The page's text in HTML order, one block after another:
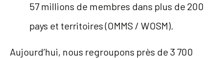
57 millions de membres dans plus de 200
pays et territoires (OMMS / WOSM).
Aujourd’hui, nous regroupons près de 3 700